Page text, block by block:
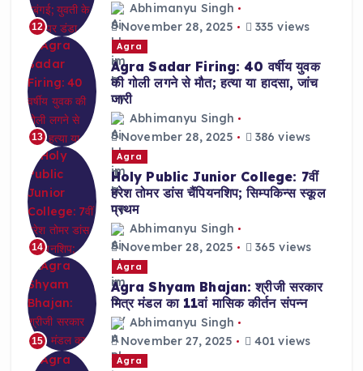
12
Abhimanyu Singh
November 28, 2025
335 views
13
Agra
Agra Sadar Firing: 40 वर्षीय युवक
की गोली लगने से मौत; हत्या या हादसा, जांच
जारी
Abhimanyu Singh
November 28, 2025
386 views
14
Agra
Holy Public Junior College: 7वीं
हरेश तोमर डांस चैंपियनशिप; सिम्पकिन्स स्कूल
प्रथम
Abhimanyu Singh
November 28, 2025
365 views
15
Agra
Agra Shyam Bhajan: श्रीजी सरकार
मित्र मंडल का 11वां मासिक कीर्तन संपन्न
Abhimanyu Singh
November 27, 2025
401 views
Agra